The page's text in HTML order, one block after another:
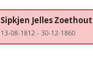
Sipkjen Jelles Zoethout
13-08-1812 - 30-12-1860